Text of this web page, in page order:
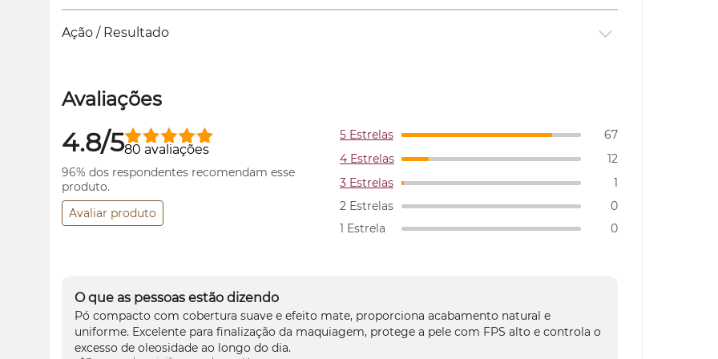
Ação / Resultado
Avaliações
4.8/580 avaliações
96% dos respondentes recomendam esse
produto.
Avaliar produto
5 Estrelas
67
4 Estrelas
12
3 Estrelas
1
2 Estrelas
0
1 Estrela
0
O que as pessoas estão dizendo
Pó compacto com cobertura suave e efeito mate, proporciona acabamento natural e
uniforme. Excelente para finalização da maquiagem, protege a pele com FPS alto e controla o
excesso de oleosidade ao longo do dia.